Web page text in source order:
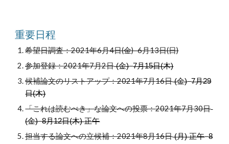
重要日程
希望日調査：2021年6月4日(金)–6月13日(日)
参加登録：2021年7月2日 (金)–7月15日(木)
候補論文のリストアップ：2021年7月16日 (金)–7月29
日(木)
「これは読むべき」な論文への投票：2021年7月30日
(金)–8月12日(木) 正午
担当する論文への立候補：2021年8月16日 (月) 正午–8